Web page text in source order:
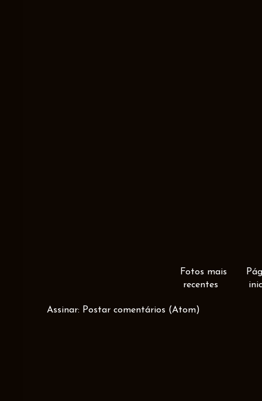
Fotos mais
recentes
Assinar: Postar comentários (Atom)